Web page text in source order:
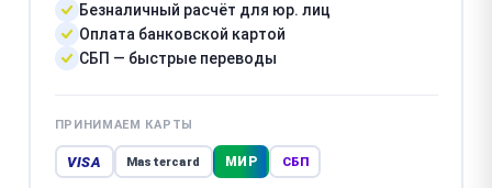
Безналичный расчёт для юр. лиц
Оплата банковской картой
СБП — быстрые переводы
ПРИНИМАЕМ КАРТЫ
VISA Mastercard МИР СБП